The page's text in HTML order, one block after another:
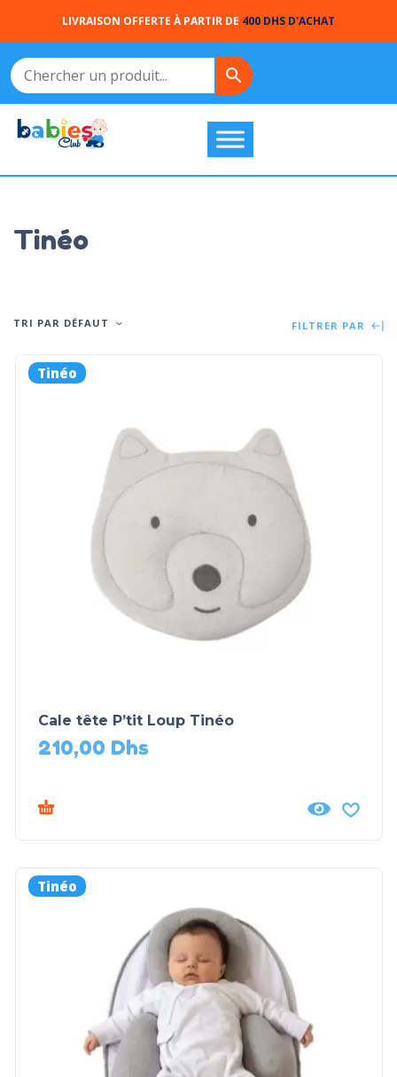
LIVRAISON OFFERTE À PARTIR DE 400 DHS D'ACHAT
Tinéo
TRI PAR DÉFAUT FILTRER PAR
Tinéo
Cale tête P’tit Loup Tinéo
210,00 Dhs
Tinéo